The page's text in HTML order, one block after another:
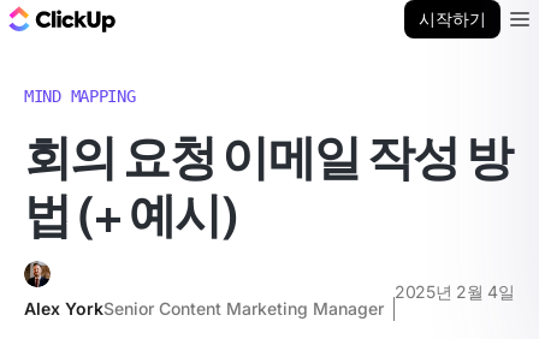
시작하기
MIND MAPPING
회의 요청 이메일 작성 방
법 (+ 예시)
Alex YorkSenior Content Marketing Manager
2025년 2월 4일